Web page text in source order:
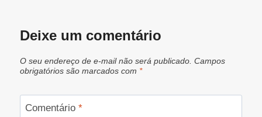
Deixe um comentário
O seu endereço de e-mail não será publicado. Campos
obrigatórios são marcados com *
Comentário *